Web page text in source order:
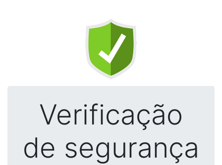
Verificação
de segurança